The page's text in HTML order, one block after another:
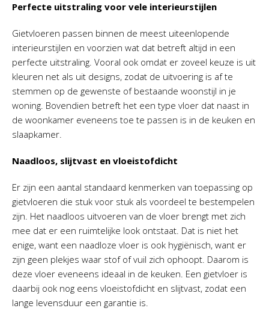
Perfecte uitstraling voor vele interieurstijlen
Gietvloeren passen binnen de meest uiteenlopende
interieurstijlen en voorzien wat dat betreft altijd in een
perfecte uitstraling. Vooral ook omdat er zoveel keuze is uit
kleuren net als uit designs, zodat de uitvoering is af te
stemmen op de gewenste of bestaande woonstijl in je
woning. Bovendien betreft het een type vloer dat naast in
de woonkamer eveneens toe te passen is in de keuken en
slaapkamer.
Naadloos, slijtvast en vloeistofdicht
Er zijn een aantal standaard kenmerken van toepassing op
gietvloeren die stuk voor stuk als voordeel te bestempelen
zijn. Het naadloos uitvoeren van de vloer brengt met zich
mee dat er een ruimtelijke look ontstaat. Dat is niet het
enige, want een naadloze vloer is ook hygiënisch, want er
zijn geen plekjes waar stof of vuil zich ophoopt. Daarom is
deze vloer eveneens ideaal in de keuken. Een gietvloer is
daarbij ook nog eens vloeistofdicht en slijtvast, zodat een
lange levensduur een garantie is.